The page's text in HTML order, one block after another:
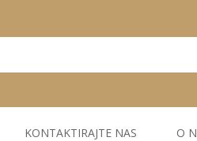
KONTAKTIRAJTE NAS O